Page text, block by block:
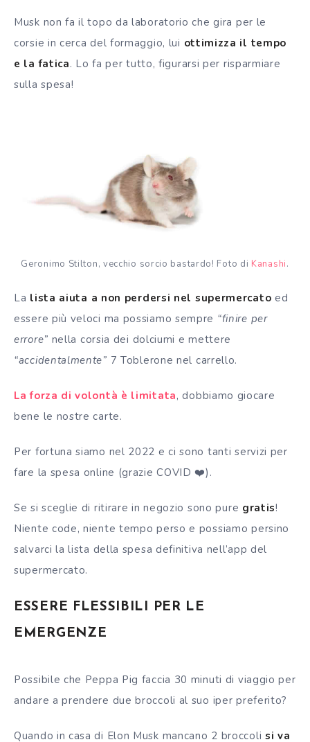
Musk non fa il topo da laboratorio che gira per le
corsie in cerca del formaggio, lui ottimizza il tempo
e la fatica. Lo fa per tutto, figurarsi per risparmiare
sulla spesa!
Geronimo Stilton, vecchio sorcio bastardo! Foto di Kanashi.
La lista aiuta a non perdersi nel supermercato ed
essere più veloci ma possiamo sempre “finire per
errore” nella corsia dei dolciumi e mettere
“accidentalmente” 7 Toblerone nel carrello.
La forza di volontà è limitata, dobbiamo giocare
bene le nostre carte.
Per fortuna siamo nel 2022 e ci sono tanti servizi per
fare la spesa online (grazie COVID ❤️).
Se si sceglie di ritirare in negozio sono pure gratis!
Niente code, niente tempo perso e possiamo persino
salvarci la lista della spesa definitiva nell’app del
supermercato.
ESSERE FLESSIBILI PER LE
EMERGENZE
Possibile che Peppa Pig faccia 30 minuti di viaggio per
andare a prendere due broccoli al suo iper preferito?
Quando in casa di Elon Musk mancano 2 broccoli si va